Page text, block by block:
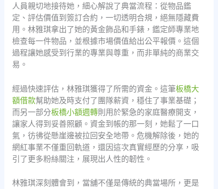
人員親切地接待她，細心解說了典當流程：從物品鑑
定、評估價值到簽訂合約，一切透明合規，絕無隱藏費
用。林雅琪拿出了她的黃金飾品和手錶，鑑定師專業地
檢查每一件物品，並根據市場價值給出公平報價。這個
過程讓她感受到行業的專業與尊重，而非單純的商業交
易。
經過快速評估，林雅琪獲得了所需的資金。這筆板橋大
額借款幫助她及時支付了團隊薪資，穩住了事業基礎；
而另一部分板橋小額週轉則用於緊急的家庭醫療開支，
讓家人得到妥善照顧。資金到帳的那一刻，她鬆了一口
氣，彷彿從懸崖邊被拉回安全地帶。危機解除後，她的
網紅事業不僅重回軌道，還因這次真實經歷的分享，吸
引了更多粉絲關注，展現出人性的韌性。
林雅琪深刻體會到，當舖不僅是傳統的典當場所，更是